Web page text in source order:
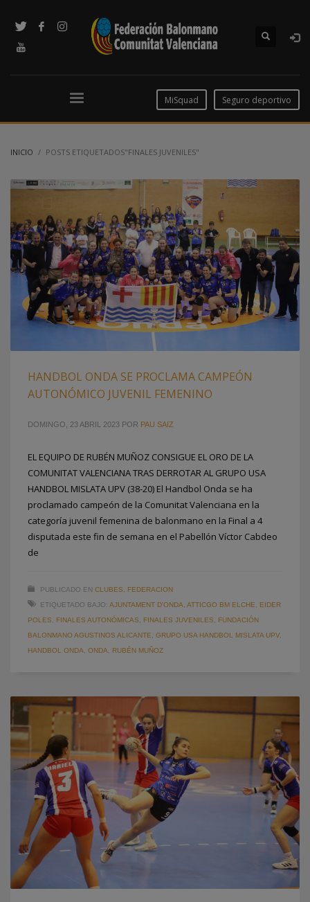
MiSquad Seguro deportivo
INICIO POSTS ETIQUETADOS"FINALES JUVENILES"
HANDBOL ONDA SE PROCLAMA CAMPEÓN
AUTONÓMICO JUVENIL FEMENINO
DOMINGO, 23 ABRIL 2023 POR PAU SAIZ
EL EQUIPO DE RUBÉN MUÑOZ CONSIGUE EL ORO DE LA
COMUNITAT VALENCIANA TRAS DERROTAR AL GRUPO USA
HANDBOL MISLATA UPV (38-20) El Handbol Onda se ha
proclamado campeón de la Comunitat Valenciana en la
categoría juvenil femenina de balonmano en la Final a 4
disputada este fin de semana en el Pabellón Víctor Cabdeo
de
PUBLICADO EN CLUBES
FEDERACION
ETIQUETADO BAJO: AJUNTAMENT D'ONDA ATTICGO BM ELCHE
EIDER
POLES
FINALES AUTONÓMICAS FINALES JUVENILES
FUNDACIÓN
BALONMANO AGUSTINOS ALICANTE
GRUPO USA HANDBOL MISLATA UPV,
HANDBOL ONDA
ONDA RUBÉN MUÑOZ